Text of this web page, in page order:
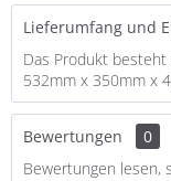
Lieferumfang und
Das Produkt besteht
532mm x 350mm x
Bewertungen
0
Bewertungen lesen,